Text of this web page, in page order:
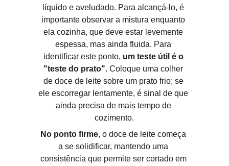
líquido e aveludado. Para alcançá-lo, é
importante observar a mistura enquanto
ela cozinha, que deve estar levemente
espessa, mas ainda fluida. Para
identificar este ponto, um teste útil é o
"teste do prato". Coloque uma colher
de doce de leite sobre um prato frio; se
ele escorregar lentamente, é sinal de que
ainda precisa de mais tempo de
cozimento.
No ponto firme, o doce de leite começa
a se solidificar, mantendo uma
consistência que permite ser cortado em